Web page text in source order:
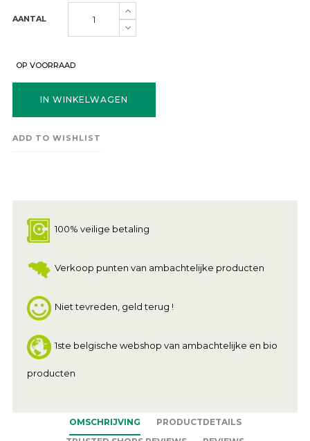
AANTAL
OP VOORRAAD
IN WINKELWAGEN
ADD TO WISHLIST
100% veilige betaling
Verkoop punten van ambachtelijke producten
Niet tevreden, geld terug !
1ste belgische webshop van ambachtelijke en bio
producten
OMSCHRIJVING
PRODUCTDETAILS